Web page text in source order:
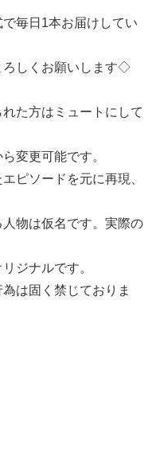
毎日1本お届けしてい
しくお願いします◇
た方はミュートにして
変更可能です。
ピソードを元に再現、
物は仮名です。実際の
ジナルです。
は固く禁じておりま